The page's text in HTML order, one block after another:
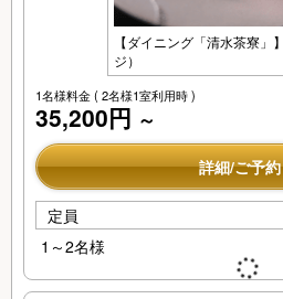
【ダイニング「清水茶寮」
ジ）
1名様料金( 2名様1室利用時 )
35,200円 ～
詳細/ご予約
定員
1～2名様